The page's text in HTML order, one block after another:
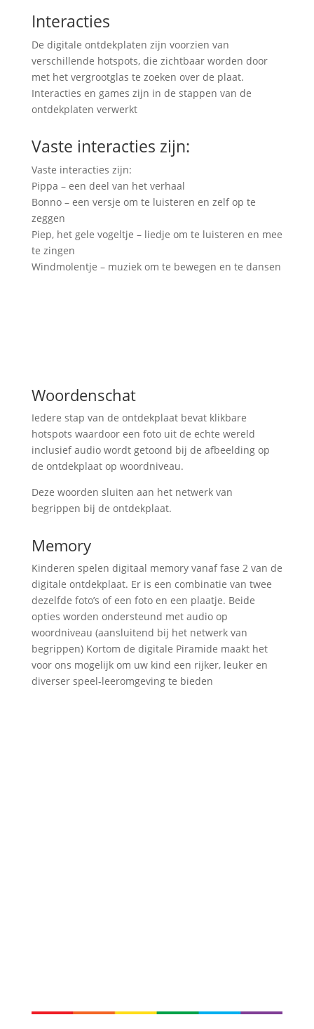
Interacties
De digitale ontdekplaten zijn voorzien van
verschillende hotspots, die zichtbaar worden door
met het vergrootglas te zoeken over de plaat.
Interacties en games zijn in de stappen van de
ontdekplaten verwerkt
Vaste interacties zijn:
Vaste interacties zijn:
Pippa – een deel van het verhaal
Bonno – een versje om te luisteren en zelf op te
zeggen
Piep, het gele vogeltje – liedje om te luisteren en mee
te zingen
Windmolentje – muziek om te bewegen en te dansen
Woordenschat
Iedere stap van de ontdekplaat bevat klikbare
hotspots waardoor een foto uit de echte wereld
inclusief audio wordt getoond bij de afbeelding op
de ontdekplaat op woordniveau.
Deze woorden sluiten aan het netwerk van
begrippen bij de ontdekplaat.
Memory
Kinderen spelen digitaal memory vanaf fase 2 van de
digitale ontdekplaat. Er is een combinatie van twee
dezelfde foto’s of een foto en een plaatje. Beide
opties worden ondersteund met audio op
woordniveau (aansluitend bij het netwerk van
begrippen) Kortom de digitale Piramide maakt het
voor ons mogelijk om uw kind een rijker, leuker en
diverser speel-leeromgeving te bieden